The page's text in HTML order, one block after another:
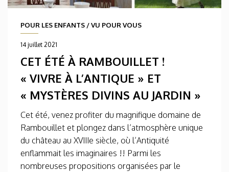
POUR LES ENFANTS /VU POUR VOUS
14 juillet 2021
CET ÉTÉ À RAMBOUILLET !
« VIVRE À L’ANTIQUE » ET
« MYSTÈRES DIVINS AU JARDIN »
Cet été, venez profiter du magnifique domaine de
Rambouillet et plongez dans l’atmosphère unique
du château au XVIIIe siècle, où l’Antiquité
enflammait les imaginaires !! Parmi les
nombreuses propositions organisées par le